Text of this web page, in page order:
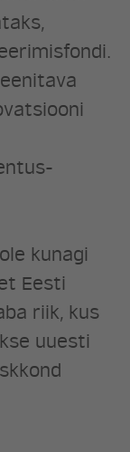
kunagi
Eesti
riik, kus
uuesti